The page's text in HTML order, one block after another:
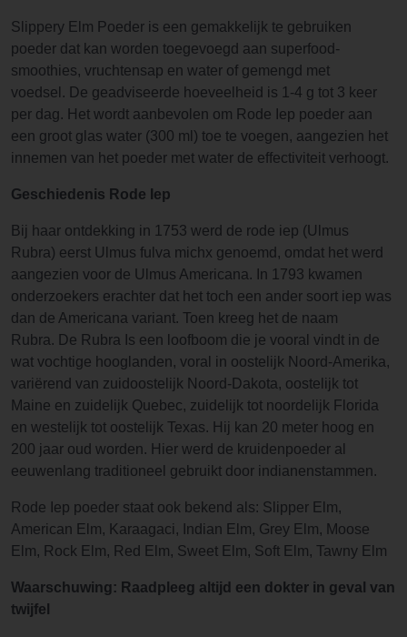
Slippery Elm Poeder is een gemakkelijk te gebruiken
poeder dat kan worden toegevoegd aan superfood-
smoothies, vruchtensap en water of gemengd met
voedsel. De geadviseerde hoeveelheid is 1-4 g tot 3 keer
per dag. Het wordt aanbevolen om Rode Iep poeder aan
een groot glas water (300 ml) toe te voegen, aangezien het
innemen van het poeder met water de effectiviteit verhoogt.
Geschiedenis Rode Iep
Bij haar ontdekking in 1753 werd de rode iep (Ulmus
Rubra) eerst Ulmus fulva michx genoemd, omdat het werd
aangezien voor de Ulmus Americana. In 1793 kwamen
onderzoekers erachter dat het toch een ander soort iep was
dan de Americana variant. Toen kreeg het de naam
Rubra. De Rubra Is een loofboom die je vooral vindt in de
wat vochtige hooglanden, voral in oostelijk Noord-Amerika,
variërend van zuidoostelijk Noord-Dakota, oostelijk tot
Maine en zuidelijk Quebec, zuidelijk tot noordelijk Florida
en westelijk tot oostelijk Texas. Hij kan 20 meter hoog en
200 jaar oud worden. Hier werd de kruidenpoeder al
eeuwenlang traditioneel gebruikt door indianenstammen.
Rode Iep poeder staat ook bekend als: Slipper Elm,
American Elm, Karaagaci, Indian Elm, Grey Elm, Moose
Elm, Rock Elm, Red Elm, Sweet Elm, Soft Elm, Tawny Elm
Waarschuwing: Raadpleeg altijd een dokter in geval van
twijfel